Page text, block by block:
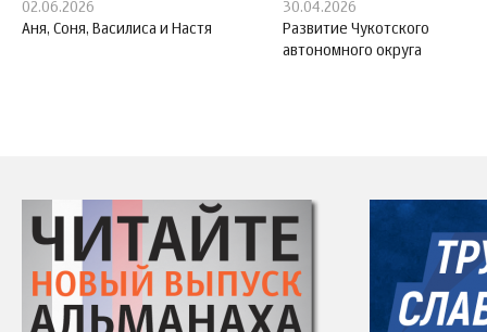
02.06.2026
Аня, Соня, Василиса и Настя
30.04.2026
Развитие Чукотского
автономного округа